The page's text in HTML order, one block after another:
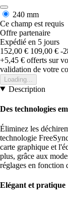
240 mm
Ce champ est requis
Offre partenaire
Expédié en 5 jours
152,00 € 109,00 € -
+5,45 € offerts sur
validation de votre
Loading...
Description
Des technologies
Éliminez les
technologie
carte graphique et
plus, grâce aux
réglages en fonction
Elégant et pratique